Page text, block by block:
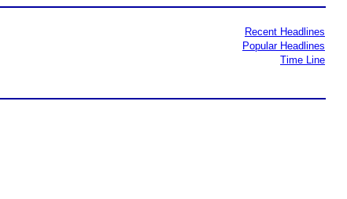
Recent Headlines
Popular Headlines
Time Line